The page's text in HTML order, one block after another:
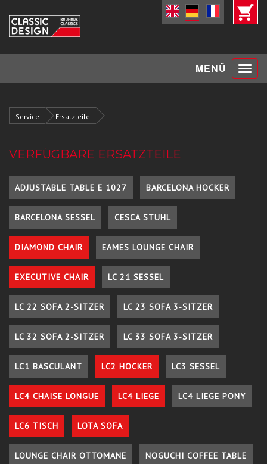
MENÜ Toggle
Service Ersatzteile
VERFÜGBARE ERSATZTEILE
ADJUSTABLE TABLE E 1027 BARCELONA HOCKER
BARCELONA SESSEL CESCA STUHL
DIAMOND CHAIR EAMES LOUNGE CHAIR
EXECUTIVE CHAIR LC 21 SESSEL
LC 22 SOFA 2-SITZER LC 23 SOFA 3-SITZER
LC 32 SOFA 2-SITZER LC 33 SOFA 3-SITZER
LC1 BASCULANT LC2 HOCKER LC3 SESSEL
LC4 CHAISE LONGUE LC4 LIEGE LC4 LIEGE PONY
LC6 TISCH LOTA SOFA
LOUNGE CHAIR OTTOMANE NOGUCHI COFFEE TABLE